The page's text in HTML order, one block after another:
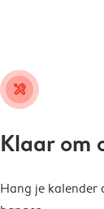
tools
Klaar om
Hang je kalender